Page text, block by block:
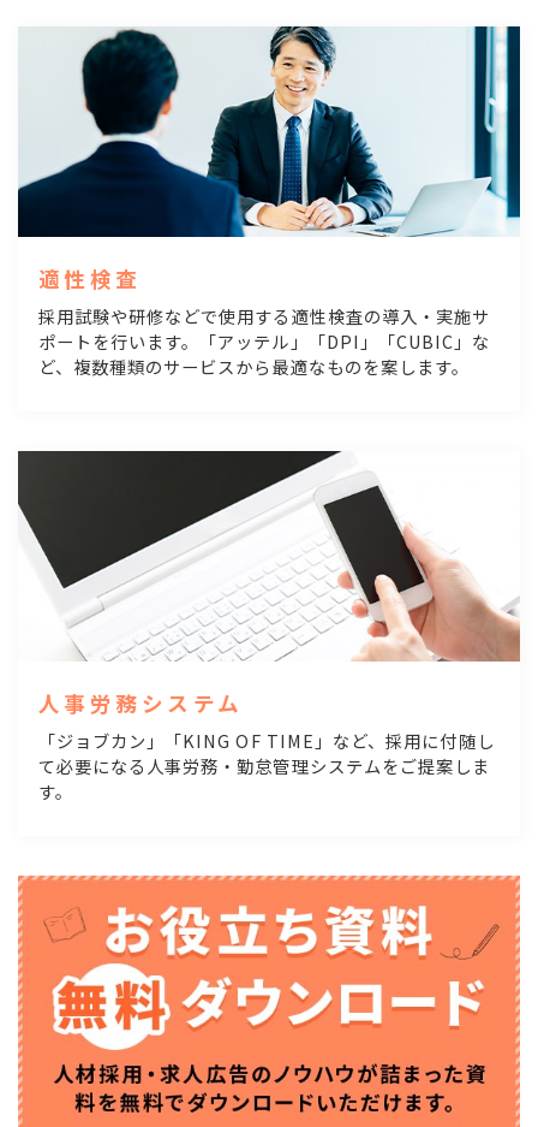
適性検査
採用試験や研修などで使用する適性検査の導入・実施サ
ポートを行います。「アッテル」「DPI」「CUBIC」な
ど、複数種類のサービスから最適なものを案します。
人事労務システム
「ジョブカン」「KING OF TIME」など、採用に付随し
て必要になる人事労務・勤怠管理システムをご提案しま
す。